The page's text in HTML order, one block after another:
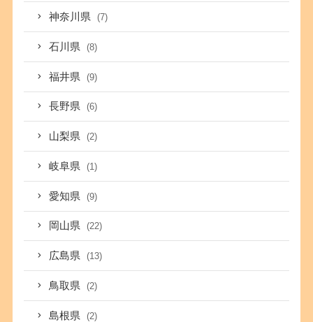
神奈川県 (7)
石川県 (8)
福井県 (9)
長野県 (6)
山梨県 (2)
岐阜県 (1)
愛知県 (9)
岡山県 (22)
広島県 (13)
鳥取県 (2)
島根県 (2)